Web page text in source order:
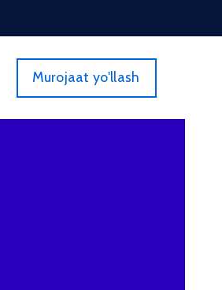
Murojaat yo'llash